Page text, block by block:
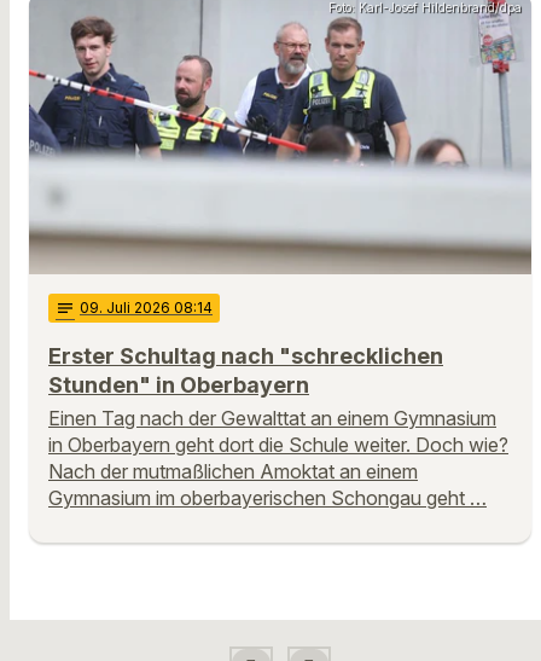
Foto: Karl-Josef Hildenbrand/dpa
notes 09. Juli 2026 08:14
Erster Schultag nach "schrecklichen
Stunden" in Oberbayern
Einen Tag nach der Gewalttat an einem Gymnasium
in Oberbayern geht dort die Schule weiter. Doch wie?
Nach der mutmaßlichen Amoktat an einem
Gymnasium im oberbayerischen Schongau geht …